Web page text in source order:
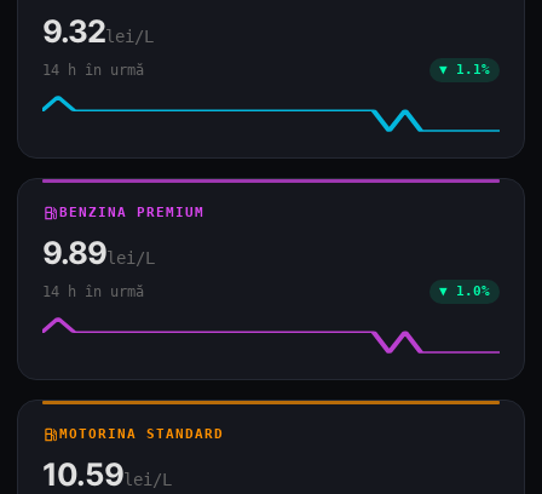
9.32lei/L
14 h în urmă ▼ 1.1%
local_gas_stationBENZINA PREMIUM
9.89lei/L
14 h în urmă ▼ 1.0%
local_gas_stationMOTORINA STANDARD
10.59lei/L